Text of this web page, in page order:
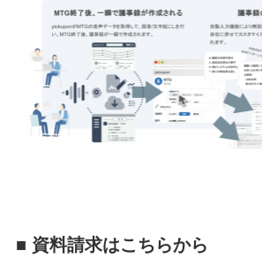
■ 資料請求はこちらから